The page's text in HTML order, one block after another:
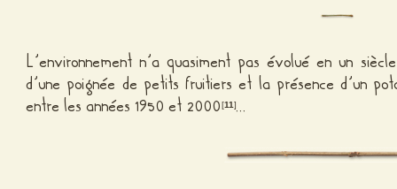
L’environnement n’a quasiment pas évolué en un
d’une poignée de petits fruitiers et la présence d’un
entre les années 1950 et 2000[11]…